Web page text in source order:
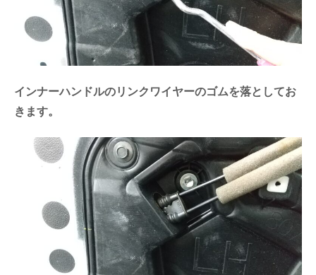
インナーハンドルのリンクワイヤーのゴムを落としてお
きます。